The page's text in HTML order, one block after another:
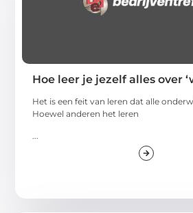
Hoe leer je jezelf alles over
Het is een feit van leren dat alle
Hoewel anderen het leren
...